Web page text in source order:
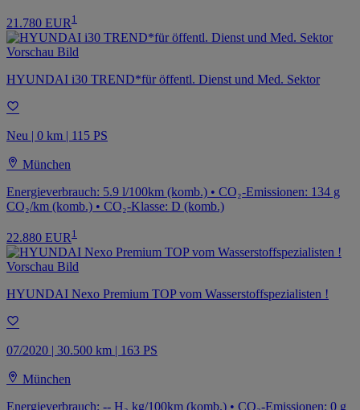
21.780 EUR 1
HYUNDAI i30 TREND*für öffentl. Dienst und Med. Sektor
Neu | 0 km | 115 PS
München
Energieverbrauch: 5.9 l/100km (komb.) • CO₂-Emissionen: 134 g
CO₂/km (komb.) • CO₂-Klasse: D (komb.)
22.880 EUR 1
HYUNDAI Nexo Premium TOP vom Wasserstoffspezialisten !
07/2020 | 30.500 km | 163 PS
München
Energieverbrauch: -- H₂ kg/100km (komb.) • CO₂-Emissionen: 0 g